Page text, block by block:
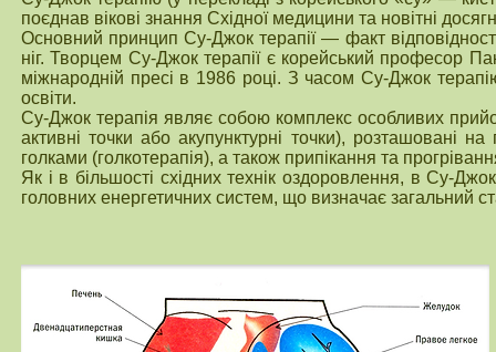
поєднав вікові знання Східної медицини та новітні
Основний принцип Су-Джок терапії — факт
ніг. Творцем Су-Джок терапії є корейський професор
міжнародній пресі в 1986 році. З часом Су-Джок
освіти.
Су-Джок терапія являє собою комплекс особливих
активні точки або акупунктурні точки), розташовані
голками (голкотерапія), а також припікання та
Як і в більшості східних технік оздоровлення, в Су-
головних енергетичних систем, що визначає загальний